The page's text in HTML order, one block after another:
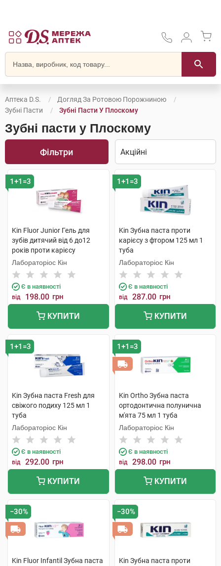
Аптека D.S.
Догляд За Ротовою Порожниною
Зубні Пасти
Зубні Пасти У Плоскому
Зубні пасти у Плоскому
Фільтри
1+1=3
Kin Fluor Junior Гель для
зубів дитячий від 6 до12
років проти карієсу
полуниця 75 мл 1 туба
Лабораторіос Кін
Є в наявності
від 198.00 грн
КУПИТИ
1+1=3
Kin Зубна паста проти
карієсу з фтором 125 мл 1
туба
Лабораторіос Кін
Є в наявності
від 287.00 грн
КУПИТИ
1+1=3
Kin Зубна паста Fresh для
свіжого подиху 125 мл 1
туба
Лабораторіос Кін
Є в наявності
від 292.00 грн
КУПИТИ
1+1=3
Kin Ortho Зубна паста
ортодонтична полунична
м'ята 75 мл 1 туба
Лабораторіос Кін
Є в наявності
від 298.00 грн
КУПИТИ
−30%
Kin Fluor Infantil Зубна паста
−30%
Kin Зубна паста проти